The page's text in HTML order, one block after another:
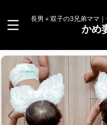
長男＋双子の3兄弟ママ
かめ